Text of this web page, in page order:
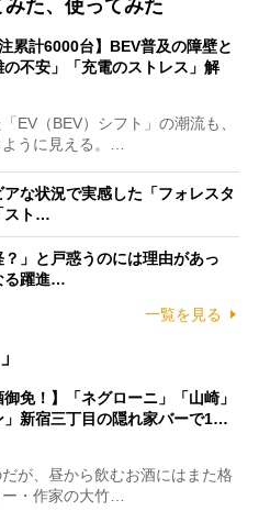
た、使ってみた
累計6000台】BEV普及の障壁と
不安」「充電のストレス」解
EV（BEV）シフト」の潮流も、
うに見える。…
アな状況で実感した「フォレスタ
スト…
」と戸惑うのには理由があっ
る躍進…
一覧を見る
御免！】「ネグローニ」「山崎」
」新宿三丁目の隠れ家バーで1…
が、昼から飲むお酒にはまた格
・作家の大竹…